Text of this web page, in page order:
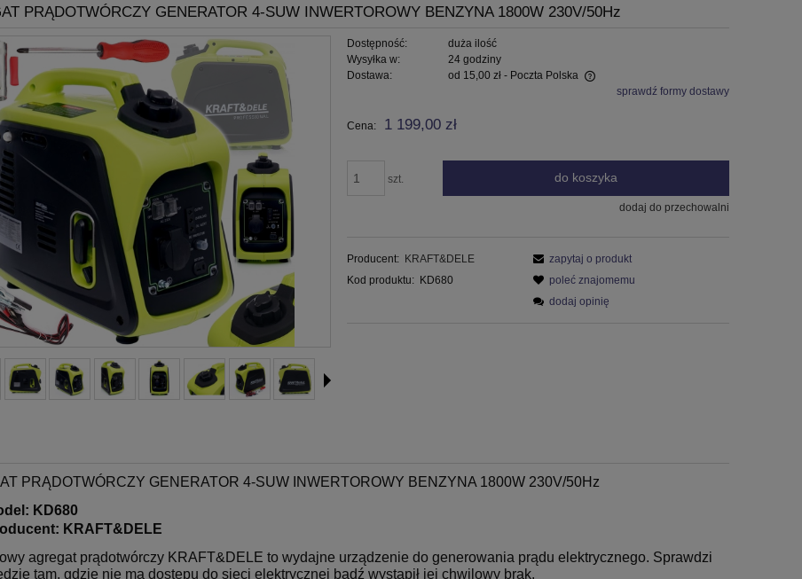
PRĄDOTWÓRCZY GENERATOR 4-SUW INWERTOROWY BENZYNA 1800W 230V/50Hz
Dostępność:
duża ilość
Wysyłka w:
24 godziny
Dostawa:
od 15,00 zł - Poczta Polska
płatności
sprawdź formy dostawy
Cena: 1 199,00 zł
szt. do koszyka
dodaj do przechowalni
Producent: KRAFT&DELE
Kod produktu: KD680
zapytaj o produkt
poleć znajomemu
dodaj opinię
PRĄDOTWÓRCZY GENERATOR 4-SUW INWERTOROWY BENZYNA 1800W 230V/50Hz
KD680
KRAFT&DELE
agregat prądotwórczy KRAFT&DELE to wydajne urządzenie do generowania prądu elektrycznego. Sprawdzi
tam, gdzie nie ma dostępu do sieci elektrycznej bądź wystąpił jej chwilowy brak.